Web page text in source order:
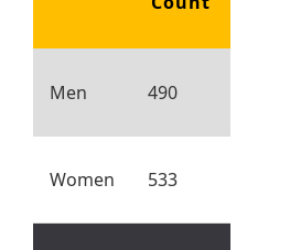
Men 490
Women 533